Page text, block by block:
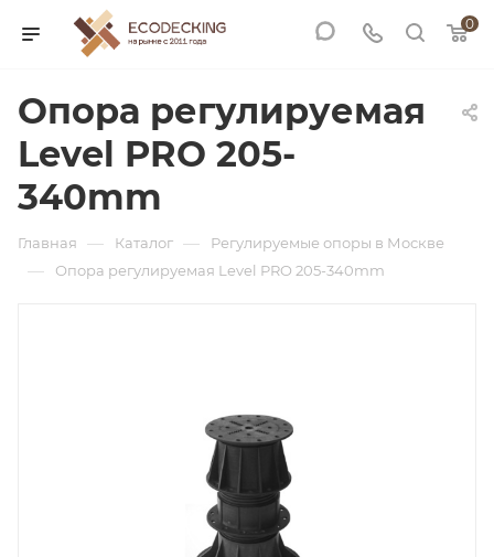
0
Опора регулируемая
Level PRO 205-
340mm
Главная — Каталог — Регулируемые опоры в Москве
— Опора регулируемая Level PRO 205-340mm